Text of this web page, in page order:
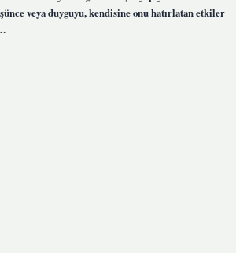
veya duyguyu, kendisine onu hatırlatan etkiler